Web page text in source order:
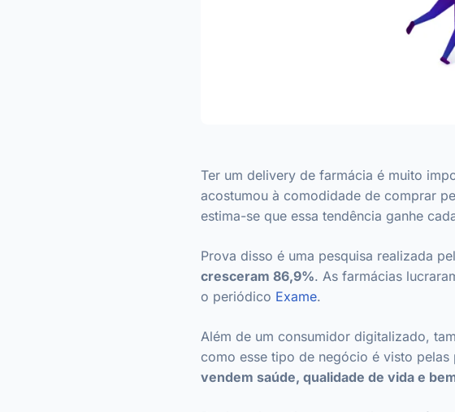
Ter um delivery de farmácia é muito
acostumou à comodidade de comprar
estima-se que essa tendência ganhe
Prova disso é uma pesquisa realizada
cresceram 86,9%. As farmácias
o periódico Exame.
Além de um consumidor digitalizado,
como esse tipo de negócio é visto pelas
vendem saúde, qualidade de vida e